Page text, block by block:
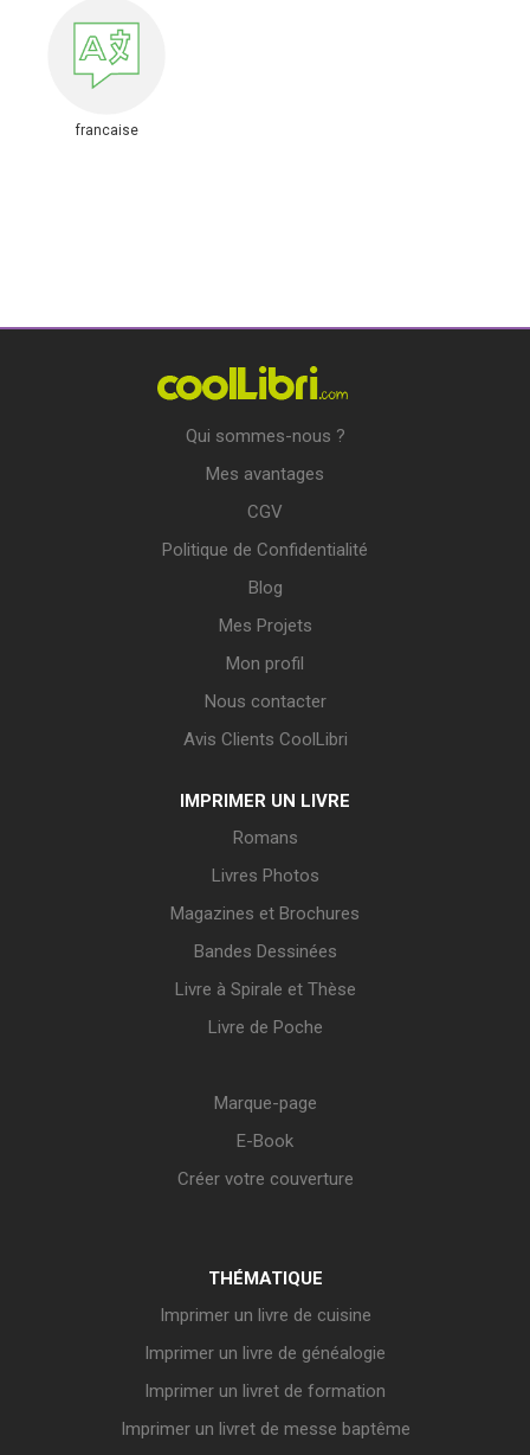
francaise
Qui sommes-nous ?
Mes avantages
CGV
Politique de Confidentialité
Blog
Mes Projets
Mon profil
Nous contacter
Avis Clients CoolLibri
IMPRIMER UN LIVRE
Romans
Livres Photos
Magazines et Brochures
Bandes Dessinées
Livre à Spirale et Thèse
Livre de Poche
Marque-page
E-Book
Créer votre couverture
THÉMATIQUE
Imprimer un livre de cuisine
Imprimer un livre de généalogie
Imprimer un livret de formation
Imprimer un livret de messe baptême